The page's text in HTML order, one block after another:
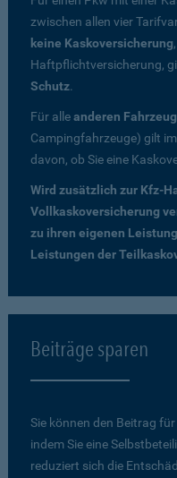
zwischen allen vier
keine Kaskoversicherung
Haftpflichtversicherung,
Schutz.
Für alleanderen
Campingfahrzeuge) gilt
davon, ob Sie eine
Wird zusätzlich zur Kfz-
Vollkaskoversicherung
zu ihren eigenen
Leistungen der
Beiträge sparen
Sie können den Beitrag
indem Sie eine
reduziert sich die